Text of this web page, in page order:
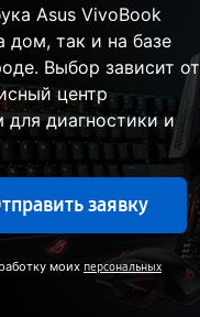
Asus VivoBook
дом, так и на базе
Выбор зависит от
центр
диагностики и
заявку
моих персональных